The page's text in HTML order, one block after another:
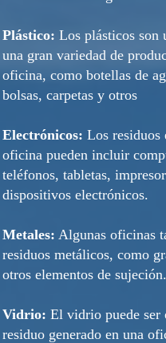
Plástico: Los plásticos son
una gran variedad de
oficina, como botellas de
bolsas, carpetas y otros
Electrónicos: Los residuos
oficina pueden incluir
teléfonos, tabletas,
dispositivos electrónicos.
Metales: Algunas oficinas
residuos metálicos, como
otros elementos de sujeción.
Vidrio: El vidrio puede ser
residuo generado en una